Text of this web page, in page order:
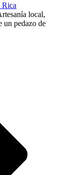
Rica
local,
un pedazo de